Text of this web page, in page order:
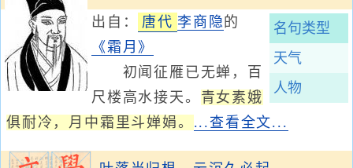
名句类型
天气
人物
出自： 唐代 李商隐 的
《霜月》
初闻征雁已无蝉，百
尺楼高水接天。 青女素娥
俱耐冷，月中霜里斗婵娟。 ...查看全文...